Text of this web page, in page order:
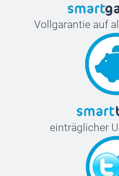
Vollgarantie auf
einträglicher